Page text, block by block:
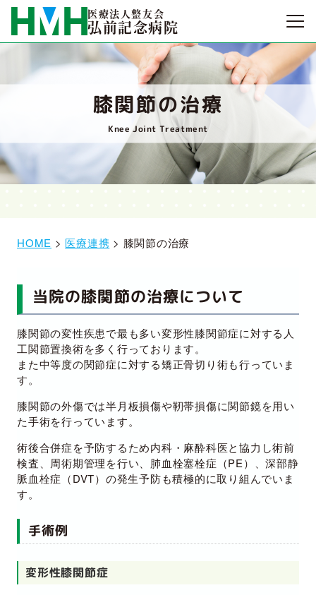
医療法人整友会
弘前記念病院
膝関節の治療
Knee Joint Treatment
HOME > 医療連携 > 膝関節の治療
当院の膝関節の治療について
膝関節の変性疾患で最も多い変形性膝関節症に対する人
工関節置換術を多く行っております。
また中等度の関節症に対する矯正骨切り術も行っていま
す。
膝関節の外傷では半月板損傷や靭帯損傷に関節鏡を用い
た手術を行っています。
術後合併症を予防するため内科・麻酔科医と協力し術前
検査、周術期管理を行い、肺血栓塞栓症（PE）、深部静
脈血栓症（DVT）の発生予防も積極的に取り組んでいま
す。
手術例
変形性膝関節症